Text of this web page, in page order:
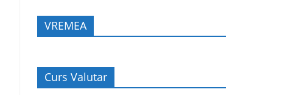
VREMEA
Curs Valutar